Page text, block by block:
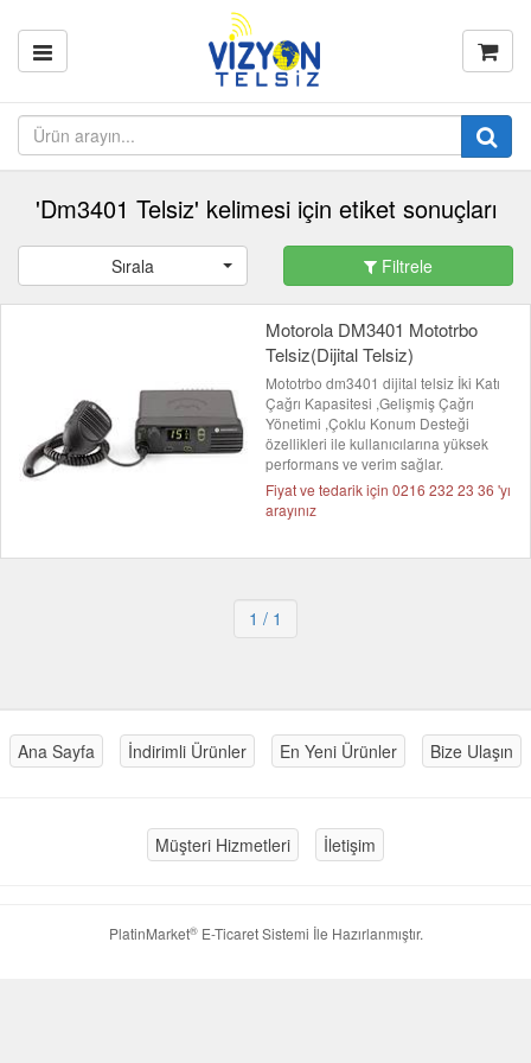
'Dm3401 Telsiz' kelimesi için etiket sonuçları
Sırala Filtrele
Motorola DM3401 Mototrbo
Telsiz(Dijital Telsiz)
Mototrbo dm3401 dijital telsiz İki Katı
Çağrı Kapasitesi ,Gelişmiş Çağrı
Yönetimi ,Çoklu Konum Desteği
özellikleri ile kullanıcılarına yüksek
performans ve verim sağlar.
Fiyat ve tedarik için 0216 232 23 36 'yı
arayınız
1 / 1
Ana Sayfa İndirimli Ürünler En Yeni Ürünler Bize Ulaşın
Müşteri Hizmetleri İletişim
PlatinMarket®E-Ticaret Sistemi İle Hazırlanmıştır.